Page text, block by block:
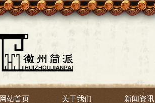
网站首页 关于我们 新闻资讯